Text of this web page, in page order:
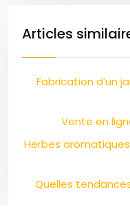
Articles
Fabrication d’un
Vente en
Herbes
Quelles